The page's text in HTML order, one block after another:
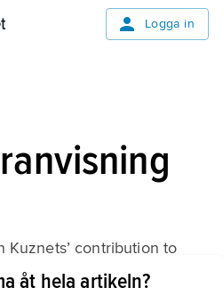
Logga in
Kuznets’ contribution to
åt hela artikeln?